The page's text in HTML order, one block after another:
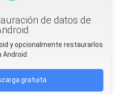
de datos de
y opcionalmente restaurarlos
Android
gratuita